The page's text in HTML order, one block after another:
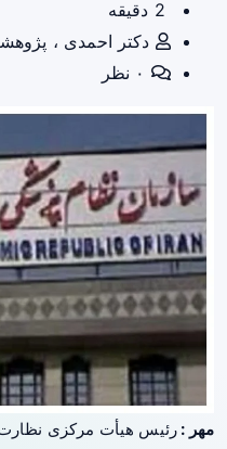
دکتر احمدی ،
مهر : رئیس هیأت مرکزی نظارت